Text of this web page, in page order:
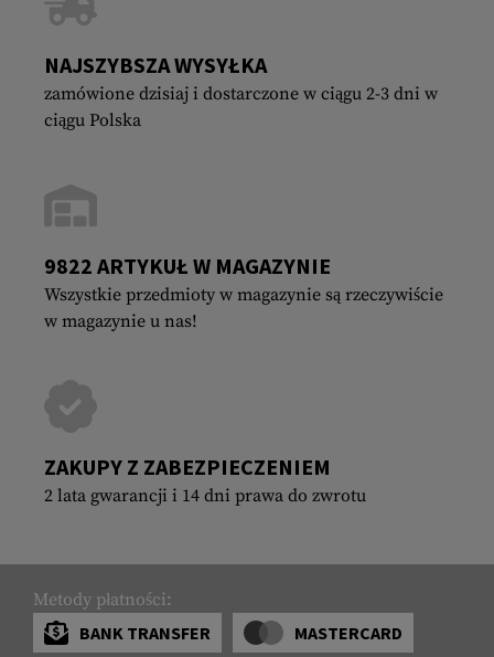
NAJSZYBSZA WYSYŁKA
zamówione dzisiaj i dostarczone w ciągu 2-3 dni w
ciągu Polska
9822 ARTYKUŁ W MAGAZYNIE
Wszystkie przedmioty w magazynie są rzeczywiście
w magazynie u nas!
ZAKUPY Z ZABEZPIECZENIEM
2 lata gwarancji i 14 dni prawa do zwrotu
Metody płatności:
BANK TRANSFER
MASTERCARD